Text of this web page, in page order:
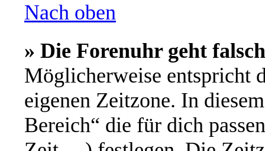
Nach oben
» Die Forenuhr geht
Möglicherweise entspricht
eigenen Zeitzone. In
Bereich“ die für dich